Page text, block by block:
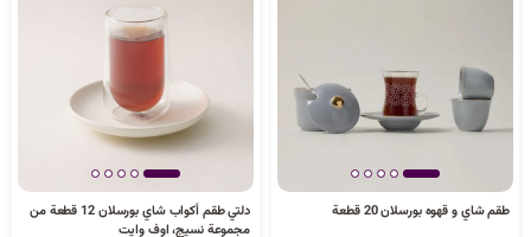
طقم شاي و قهوه بورسلان 20 قطعة
دلتي طقم أكواب شاي بورسلان 12 قطعة من
مجموعة نسيج، اوف وايت